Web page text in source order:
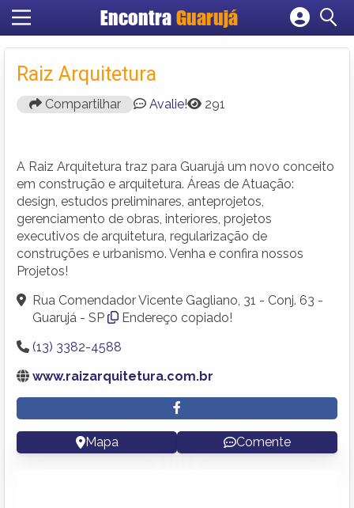
Encontra Guarujá
Cadastrar empresa
Raiz Arquitetura
Compartilhar Avalie! 291
A Raiz Arquitetura traz para Guarujá um novo conceito
em construção e arquitetura. Áreas de Atuação:
design, estudos preliminares, anteprojetos,
gerenciamento de obras, interiores, projetos
executivos de arquitetura, regularização de
construções e urbanismo. Venha e confira nossos
Projetos!
Rua Comendador Vicente Gagliano, 31 - Conj. 63 -
Guarujá - SP
Endereço copiado!
(13) 3382-4588
www.raizarquitetura.com.br
Mapa Comente